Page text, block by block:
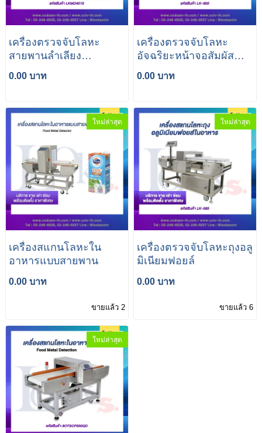
เครื่องตรวจจับโลหะ
สายพานลำเลียง
detector
0.00 บาท
เครื่องตรวจจับโลหะ
อัจฉริยะหน้าจอสัมผัส
Metal Detector
0.00 บาท
ใหม่ล่าสุด
เครื่องสแกนโลหะใน
อาหารแบบสายพาน
0.00 บาท
ขายแล้ว 2
ใหม่ล่าสุด
เครื่องตรวจจับโลหะถุงอลู
มิเนียมฟอยล์
0.00 บาท
ขายแล้ว 6
ใหม่ล่าสุด